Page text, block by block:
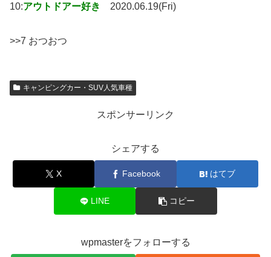
10:アウトドアー好き 2020.06.19(Fri)
>>7 おつおつ
キャンピングカー・SUV人気車種
スポンサーリンク
シェアする
X Facebook はてブ
LINE コピー
wpmasterをフォローする